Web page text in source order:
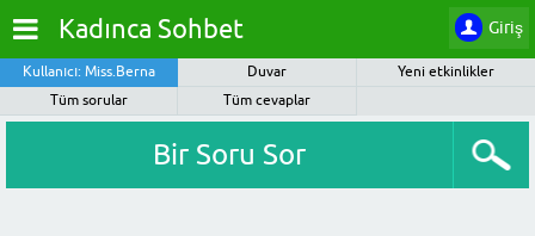
Giriş
Kadınca Sohbet
Kullanıcı: Miss.Berna Duvar
Yeni etkinlikler
Tüm sorular
Tüm cevaplar
Bir Soru Sor